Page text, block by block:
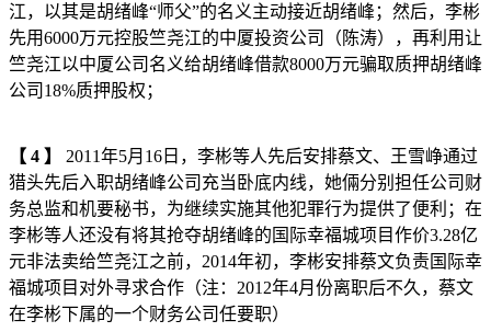
江，以其是胡绪峰“师父”的名义主动接近胡绪峰；然后，李彬
先用6000万元控股竺尧江的中厦投资公司（陈涛），再利用让
竺尧江以中厦公司名义给胡绪峰借款8000万元骗取质押胡绪峰
公司18%质押股权；
【 4 】
2011年5月16日，李彬等人先后安排蔡文、王雪峥通过
猎头先后入职胡绪峰公司充当卧底内线，她倆分别担任公司财
务总监和机要秘书，为继续实施其他犯罪行为提供了便利；在
李彬等人还没有将其抢夺胡绪峰的国际幸福城项目作价3.28亿
元非法卖给竺尧江之前，2014年初，李彬安排蔡文负责国际幸
福城项目对外寻求合作（注：2012年4月份离职后不久，蔡文
在李彬下属的一个财务公司任要职）